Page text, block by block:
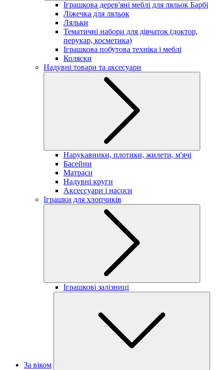
Іграшкова дерев'яні меблі для ляльок Барбі
Ліжечка для ляльок
Ляльки
Тематичні набори для дівчаток (доктор,
перукар, косметика)
Іграшкова побутова техніка і меблі
Коляски
Надувні товари та аксесуари
Нарукавники, плотики, жилети, м'ячі
Басейни
Матраси
Надувні круги
Аксессуари і насоси
Іграшки для хлопчиків
Іграшкові залізниці
За віком